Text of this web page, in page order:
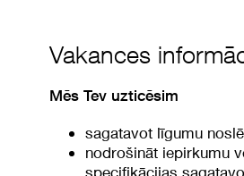
Vakances
Mēs Tev uzticēsim
sagatavot līgumu
nodrošināt iepirkumu
specifikācijas